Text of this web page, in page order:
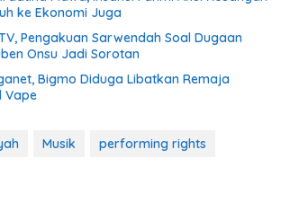
ke Ekonomi Juga
Pengakuan Sarwendah Soal Dugaan
Onsu Jadi Sorotan
Bigmo Diduga Libatkan Remaja
Vape
Musik
performing rights